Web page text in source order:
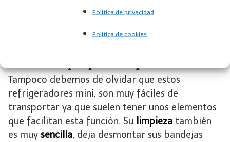
Política de privacidad
Política de cookies
Tampoco debemos de olvidar que estos
refrigeradores mini, son muy fáciles de
transportar ya que suelen tener unos elementos
que facilitan esta función. Su limpieza también
es muy sencilla, deja desmontar sus bandejas